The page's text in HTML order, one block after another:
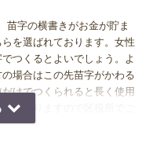
代表者としての実印をお作
用意しています。ご入用の
。
す。女性用は、13.5ミリ
苗字の横書きがお金が貯ま
を選ばれております。女性
つくるとよいでしょう。よ
場合はこの先苗字がかわる
けでつくられると長く使用
もありますので区役所でご